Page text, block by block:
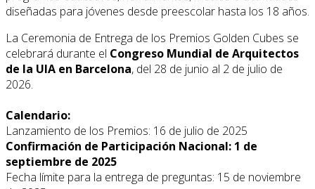
diseñadas para jóvenes desde preescolar hasta los 18 años.
La Ceremonia de Entrega de los Premios Golden Cubes se
celebrará durante el Congreso Mundial de Arquitectos
de la UIA en Barcelona, del 28 de junio al 2 de julio de
2026.
Calendario:
Lanzamiento de los Premios: 16 de julio de 2025
Confirmación de Participación Nacional: 1 de
septiembre de 2025
Fecha límite para la entrega de preguntas: 15 de noviembre